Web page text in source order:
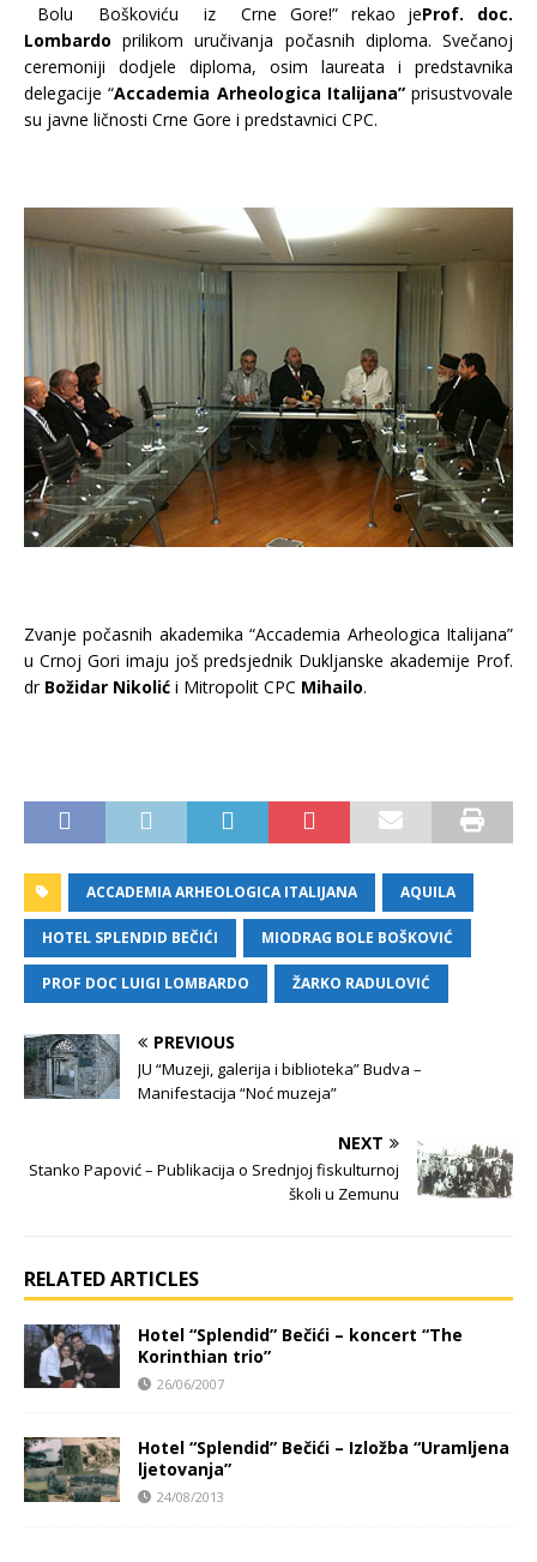
Bolu Boškoviću iz Crne Gore!” rekao jeProf. doc.
Lombardo prilikom uručivanja počasnih diploma. Svečanoj
ceremoniji dodjele diploma, osim laureata i predstavnika
delegacije “Accademia Arheologica Italijana”prisustvovale
su javne ličnosti Crne Gore i predstavnici CPC.
Zvanje počasnih akademika “Accademia Arheologica Italijana”
u Crnoj Gori imaju još predsjednik Dukljanske akademije Prof.
dr Božidar Nikolić i Mitropolit CPC Mihailo.
ACCADEMIA ARHEOLOGICA ITALIJANA AQUILA
HOTEL SPLENDID BEČIĆI MIODRAG BOLE BOŠKOVIĆ
PROF DOC LUIGI LOMBARDO ŽARKO RADULOVIĆ
PREVIOUS
JU “Muzeji, galerija i biblioteka” Budva –
Manifestacija “Noć muzeja”
NEXT
Stanko Papović – Publikacija o Srednjoj fiskulturnoj
školi u Zemunu
RELATED ARTICLES
Hotel “Splendid” Bečići – koncert “The
Korinthian trio”
26/06/2007
Hotel “Splendid” Bečići – Izložba “Uramljena
ljetovanja”
24/08/2013